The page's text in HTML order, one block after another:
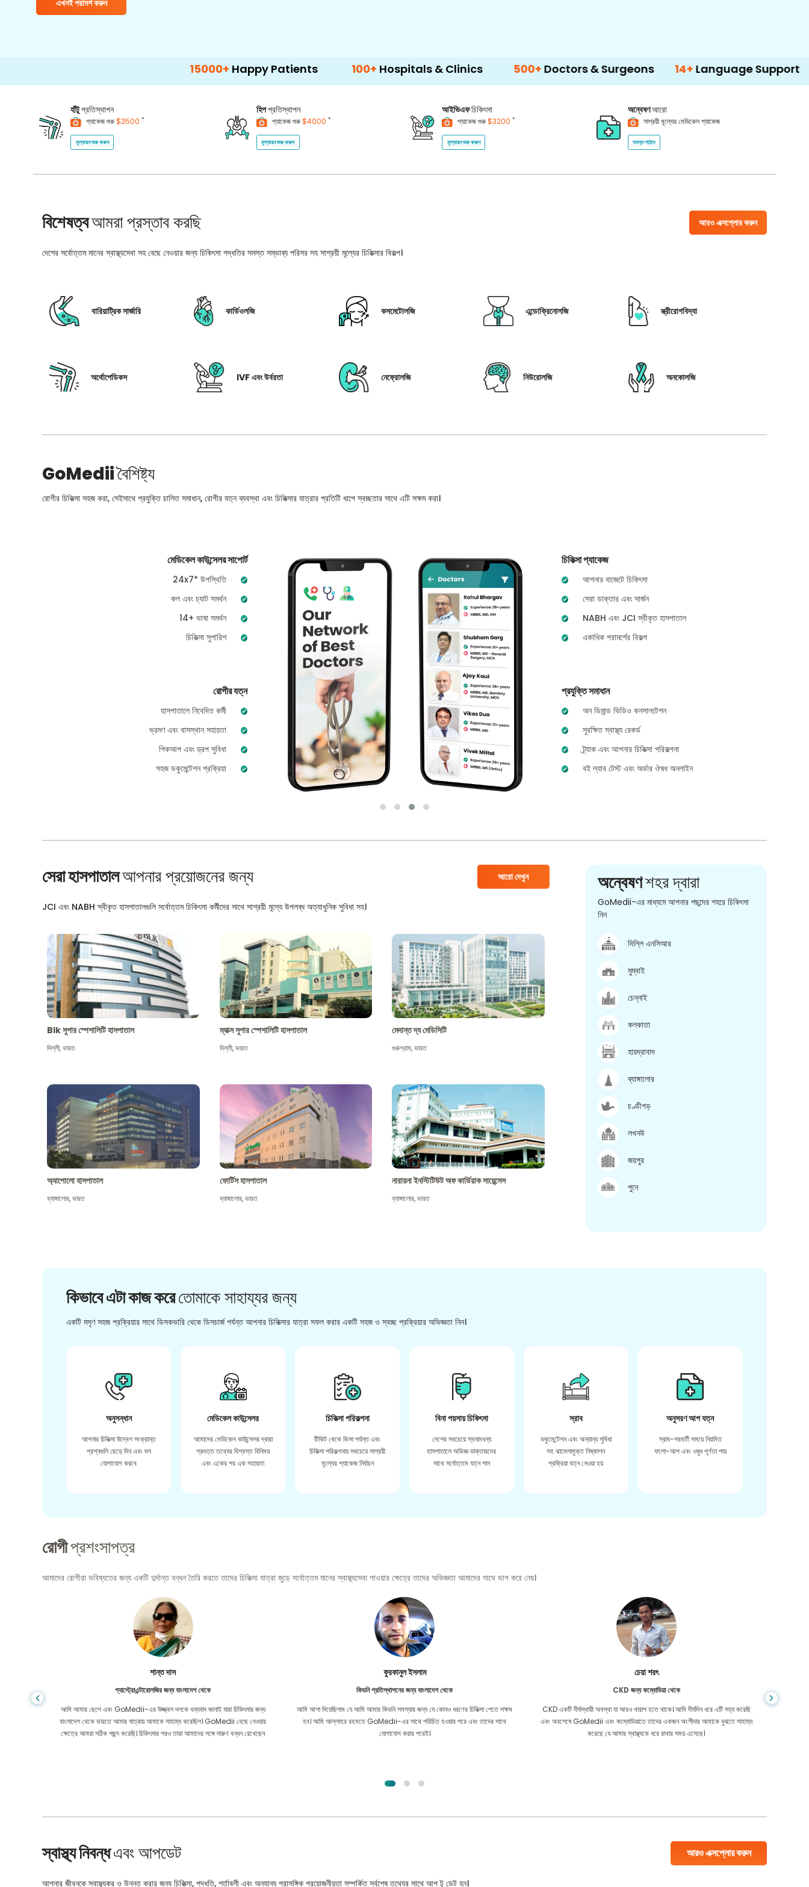
এখনই পরামর্শ করুন
Happy Patients 100+ Hospitals & Clinics 500+ Doctors & Surgeons 14+Language Support
হাঁটুপ্রতিস্থাপন
প্যাকেজ শুরু$3500 *
মূল্যায়ন শুরু করুন
হিপপ্রতিস্থাপন
প্যাকেজ শুরু$4000 *
মূল্যায়ন শুরু করুন
আইভিএফচিকিৎসা
প্যাকেজ শুরু$3200 *
মূল্যায়ন শুরু করুন
অন্বেষণআরো
সাশ্রয়ী মূল্যের মেডিকেল প্যাকেজ
তদন্ত পাঠান
বিশেষত্বআমরা প্রস্তাব করছি আরও এক্সপ্লোর করুন
দেশের সর্বোত্তম মানের স্বাস্থ্যসেবা সহ বেছে নেওয়ার জন্য চিকিৎসা পদ্ধতির সমস্ত সম্ভাব্য পরিসর সহ সাশ্রয়ী মূল্যের চিকিত্সার বিকল্প।
বারিয়াট্রিক সার্জারি কার্ডিওলজি কসমেটোলজি এন্ডোক্রিনোলজি স্ত্রীরোগবিদ্যা
অর্থোপেডিকস IVF এবং উর্বরতা নেফ্রোলজি নিউরোলজি অনকোলজি
GoMediiবৈশিষ্ট্য
রোগীর চিকিত্সা সহজ করা, সেইসাথে প্রযুক্তি চালিত সমাধান, রোগীর যত্ন ব্যবস্থা এবং চিকিত্সার যাত্রার প্রতিটি ধাপে স্বচ্ছতার সাথে এটি সক্ষম করা।
মেডিকেল কাউন্সেলর সাপোর্ট
24x7* উপস্থিতি
কল এবং চ্যাট সমর্থন
14+ ভাষা সমর্থন
চিকিত্সা সুপারিশ
রোগীর যত্ন
হাসপাতালে নিবেদিত কর্মী
ভ্রমণ এবং বাসস্থান সহায়তা
পিকআপ এবং ড্রপ সুবিধা
সহজ ডকুমেন্টেশন প্রক্রিয়া
চিকিত্সা প্যাকেজ
আপনার বাজেটে চিকিৎসা
সেরা ডাক্তার এবং সার্জন
NABH এবং JCI স্বীকৃত হাসপাতাল
একাধিক পরামর্শের বিকল্প
প্রযুক্তি সমাধান
অন ডিমান্ড ভিডিও কনসালটেশন
সুরক্ষিত স্বাস্থ্য রেকর্ড
ট্র্যাক এবং আপনার চিকিত্সা পরিকল্পনা
বই ল্যাব টেস্ট এবং অর্ডার ঔষধ অনলাইন
সেরা হাসপাতালআপনার প্রয়োজনের জন্য আরো দেখুন
JCI এবং NABH স্বীকৃত হাসপাতালগুলি সর্বোত্তম চিকিৎসা কর্মীদের সাথে সাশ্রয়ী মূল্যে উপলব্ধ অত্যাধুনিক সুবিধা সহ।
Blk সুপার স্পেশালিটি হাসপাতাল
দিল্লী,ভারত
ম্যাক্স সুপার স্পেশালিটি হাসপাতাল
দিল্লী,ভারত
মেদান্ত দ্য মেডিসিটি
গুরুগ্রাম,ভারত
অ্যাপোলো হাসপাতাল
ব্যাঙ্গালোর,ভারত
ফোর্টিস হাসপাতাল
ব্যাঙ্গালোর,ভারত
নারায়না ইনস্টিটিউট অফ কার্ডিয়াক সায়েন্সেস
ব্যাঙ্গালোর,ভারত
অন্বেষণশহর দ্বারা
GoMedii-এর মাধ্যমে আপনার পছন্দের শহরে চিকিৎসা
নিন
দিল্লি এনসিআর
মুম্বাই
চেন্নাই
কলকাতা
হায়দ্রাবাদ
ব্যাঙ্গালোর
চণ্ডীগড়
লখনউ
জয়পুর
পুনে
কিভাবে এটা কাজ করেতোমাকে সাহায্যর জন্য
একটি মসৃণ সহজ প্রক্রিয়ার সাথে ডিসকভারি থেকে ডিসচার্জ পর্যন্ত আপনার চিকিত্সার যাত্রা সফল করার একটি সহজ ও স্বচ্ছ প্রক্রিয়ার অভিজ্ঞতা নিন।
অনুসন্ধান
আপনার চিকিত্সা উদ্বেগ সংক্রান্ত
প্রশ্নগুলি ছেড়ে দিন এবং দল
যোগাযোগ করবে
মেডিকেল কাউন্সেলর
আমাদের মেডিকেল কাউন্সেলর দ্বারা
প্রদত্ত তথ্যের বিশ্বস্ত বিনিময়
এবং একের পর এক সহায়তা
চিকিত্সা পরিকল্পনা
টিকিট থেকে ভিসা পর্যন্ত এবং
চিকিত্সা পরিকল্পনায় সবচেয়ে সাশ্রয়ী
মূল্যের প্যাকেজ নির্বাচন
বিনা পয়সায় চিকিৎসা
দেশের সবচেয়ে স্বনামধন্য
হাসপাতালে অভিজ্ঞ ডাক্তারদের
সাথে সর্বোত্তম যত্ন পান
স্রাব
ডকুমেন্টেশন এবং অন্যান্য সুবিধা
সহ ঝামেলামুক্ত নিষ্কাশন
প্রক্রিয়া যত্ন নেওয়া হয়
অনুসরণ আপ যত্ন
স্রাব-পরবর্তী সময়ে নিয়মিত
ফলো-আপ এবং ওষুধ পূর্ণতা পায়
রোগীপ্রশংসাপত্র
আমাদের রোগীরা ভবিষ্যতের জন্য একটি দুর্দান্ত বন্ধন তৈরি করতে তাদের চিকিত্সা যাত্রা জুড়ে সর্বোত্তম মানের স্বাস্থ্যসেবা পাওয়ার ক্ষেত্রে তাদের অভিজ্ঞতা আমাদের সাথে ভাগ করে নেয়।
শান্ত দাস
গ্যাস্ট্রোএন্টারোলজির জন্য বাংলাদেশ থেকে
আমি আমার ছেলে এবং GoMedii-এর উজ্জ্বল দলকে ধন্যবাদ জানাই যারা চিকিৎসার জন্য
বাংলাদেশ থেকে ভারতে আমার যাত্রায় আমাকে সাহায্য করেছিল। GoMedii বেছে নেওয়ার
ক্ষেত্রে আমরা সঠিক পছন্দ করেছি। চিকিৎসার পরও তারা আমাদের সঙ্গে দারুণ বন্ধন রেখেছেন
ফুরকানুল ইসলাম
কিডনি প্রতিস্থাপনের জন্য বাংলাদেশ থেকে
আমি আশা দিয়েছিলাম যে আমি আমার কিডনি সমস্যার জন্য যে কোনও ধরণের চিকিত্সা পেতে সক্ষম
হব। আমি আল্লাহর রহমতে GoMedii-এর সাথে পরিচিত হওয়ার পরে এবং তাদের সাথে
যোগাযোগ করার পরেই।
চেয়া শরৎ
CKD জন্য কম্বোডিয়া থেকে
CKD একটি দীর্ঘস্থায়ী অবস্থা যা আরও খারাপ হতে থাকে। আমি দীর্ঘদিন ধরে এটি সহ্য করেছি
এবং অবশেষে GoMedii এবং কম্বোডিয়াতে তাদের একজন অংশীদার আমাকে বুঝতে সাহায্য
করেছে যে আমার স্বাস্থ্যকে ধরে রাখার সময় এসেছে।
স্বাস্থ্য নিবন্ধএবং আপডেট আরও এক্সপ্লোর করুন
আপনার জীবনকে স্বাস্থ্যকর ও উন্নত করার জন্য চিকিত্সা, পদ্ধতি, শর্তাবলী এবং অন্যান্য প্রাসঙ্গিক প্রয়োজনীয়তা সম্পর্কিত সর্বশেষ তথ্যের সাথে আপ টু ডেট হন।